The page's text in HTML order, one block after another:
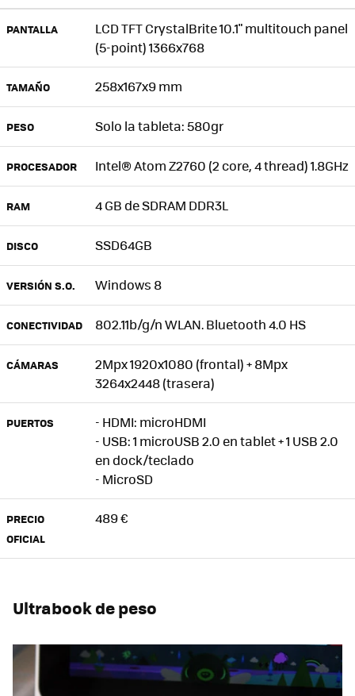
PANTALLA
LCD TFT CrystalBrite 10.1" multitouch panel
(5-point) 1366x768
TAMAÑO 258x167x9 mm
PESO Solo la tableta: 580gr
PROCESADOR Intel® Atom Z2760 (2 core, 4 thread) 1.8GHz
RAM 4 GB de SDRAM DDR3L
DISCO SSD64GB
VERSIÓN S.O. Windows 8
CONECTIVIDAD 802.11b/g/n WLAN. Bluetooth 4.0 HS
CÁMARAS
2Mpx 1920x1080 (frontal) + 8Mpx
3264x2448 (trasera)
PUERTOS
- HDMI: microHDMI
- USB: 1 microUSB 2.0 en tablet + 1 USB 2.0
en dock/teclado
- MicroSD
PRECIO
OFICIAL
489 €
Ultrabook de peso